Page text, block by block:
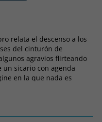
relata el descenso a los
del cinturón de
agravios flirteando
un sicario con agenda
en la que nada es
ni la propia